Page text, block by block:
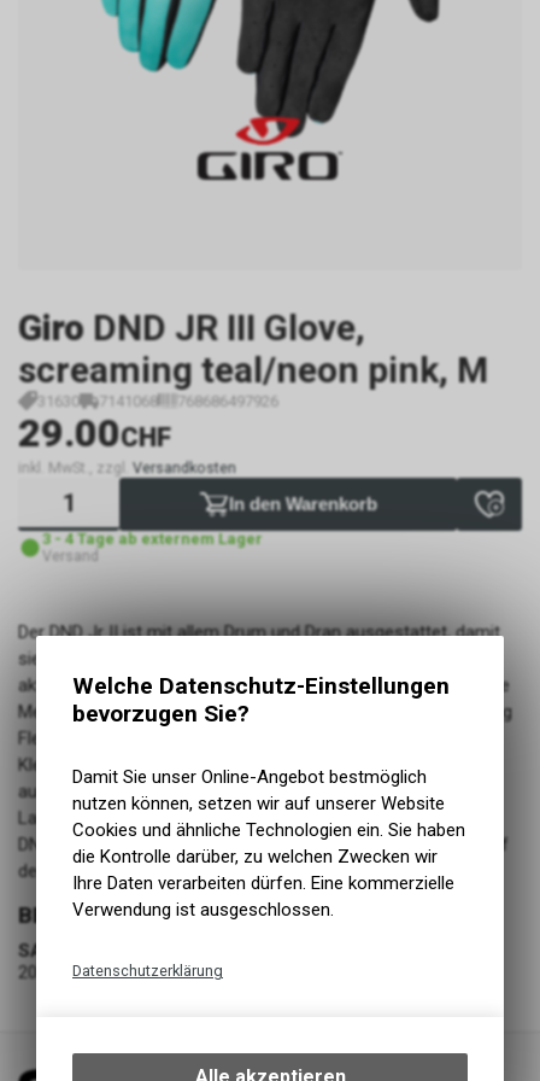
Giro DND JR III Glove,
screaming teal/neon pink, M
31630 7141068 768686497926
29.00CHF
inkl. MwSt., zzgl. Versandkosten
In den Warenkorb
3 - 4 Tage ab externem Lager
Versand
Der DND Jr II ist mit allem Drum und Dran ausgestattet, damit
sie schon in jungen Jahren richtig loslegen können. Mit einer
aktualisierten Renew Series™ - 4-Wege-Stretch atmungsaktive
Mesh-Rückhand fühlen sie sich total belüftet und haben genug
Flexibilität für die Bars. Die weite Öffnung mit einfachem
Klettverschluss macht es den Kleinen leicht, sie an- und
auszuziehen. Und das strapazierfähige AX Suede® sorgt für
Langlebigkeit und ein weiches Tragegefühl. Keine Frage, der
DND™ Jr. II Handschuh ist perfekt für junge Fahrer, die sich auf
den Trails austoben wollen.
BEKLEIDUNG
SAISON
2025-S
Welche Datenschutz-Einstellungen
bevorzugen Sie?
Damit Sie unser Online-Angebot bestmöglich
nutzen können, setzen wir auf unserer Website
Cookies und ähnliche Technologien ein. Sie haben
die Kontrolle darüber, zu welchen Zwecken wir
Ihre Daten verarbeiten dürfen. Eine kommerzielle
Verwendung ist ausgeschlossen.
Datenschutzerklärung
bestimmte Interaktionen und